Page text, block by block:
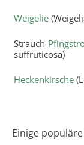
Weigelie
Strauch-
suffruticosa)
Heckenkirsche
Einige